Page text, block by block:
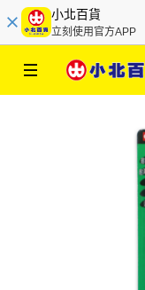
小北百貨
立刻使用官方APP